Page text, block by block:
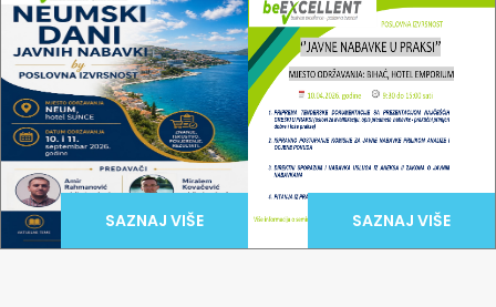
SAZNAJ VIŠE SAZNAJ VIŠE